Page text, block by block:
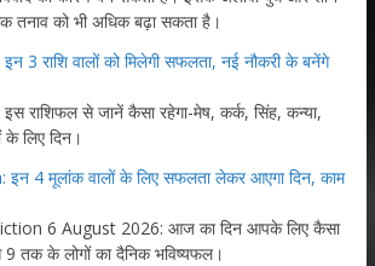
तनाव को भी अधिक बढ़ा सकता है।
3 राशि वालों को मिलेगी सफलता, नई नौकरी के बनेंगे
राशिफल से जानें कैसा रहेगा-मेष, कर्क, सिंह, कन्या,
लिए दिन।
4 मूलांक वालों के लिए सफलता लेकर आएगा दिन, काम
6 August 2026: आज का दिन आपके लिए कैसा
तक के लोगों का दैनिक भविष्यफल।